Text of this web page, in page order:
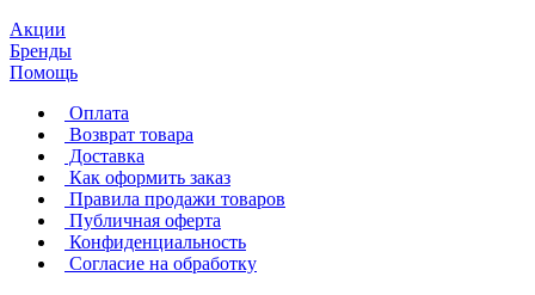
Акции
Бренды
Помощь
Оплата
Возврат товара
Доставка
Как оформить заказ
Правила продажи товаров
Публичная оферта
Конфиденциальность
Согласие на обработку